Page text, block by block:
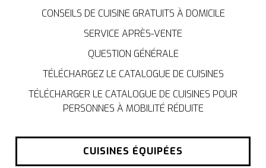
CONSEILS DE CUISINE GRATUITS À DOMICILE
SERVICE APRÈS-VENTE
QUESTION GÉNÉRALE
TÉLÉCHARGEZ LE CATALOGUE DE CUISINES
TÉLÉCHARGER LE CATALOGUE DE CUISINES POUR
PERSONNES À MOBILITÉ RÉDUITE
CUISINES ÉQUIPÉES